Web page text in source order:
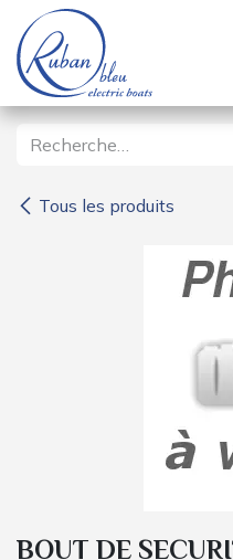
Se rendre au contenu
Tous les produits